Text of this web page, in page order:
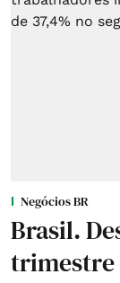
Negócios BR
Brasil.
trimestre